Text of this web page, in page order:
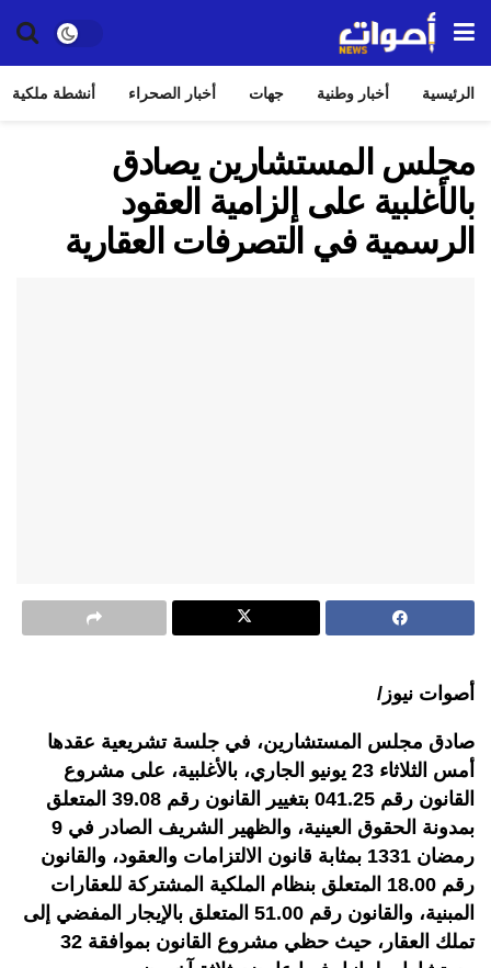
الرئيسية أخبار وطنية جهات أخبار الصحراء أنشطة ملكية
مجلس المستشارين يصادق
بالأغلبية على إلزامية العقود
الرسمية في التصرفات العقارية
أصوات نيوز/
صادق مجلس المستشارين، في جلسة تشريعية عقدها
أمس الثلاثاء 23 يونيو الجاري، بالأغلبية، على مشروع
القانون رقم 041.25 بتغيير القانون رقم 39.08 المتعلق
بمدونة الحقوق العينية، والظهير الشريف الصادر في 9
رمضان 1331 بمثابة قانون الالتزامات والعقود، والقانون
رقم 18.00 المتعلق بنظام الملكية المشتركة للعقارات
المبنية، والقانون رقم 51.00 المتعلق بالإيجار المفضي إلى
تملك العقار، حيث حظي مشروع القانون بموافقة 32